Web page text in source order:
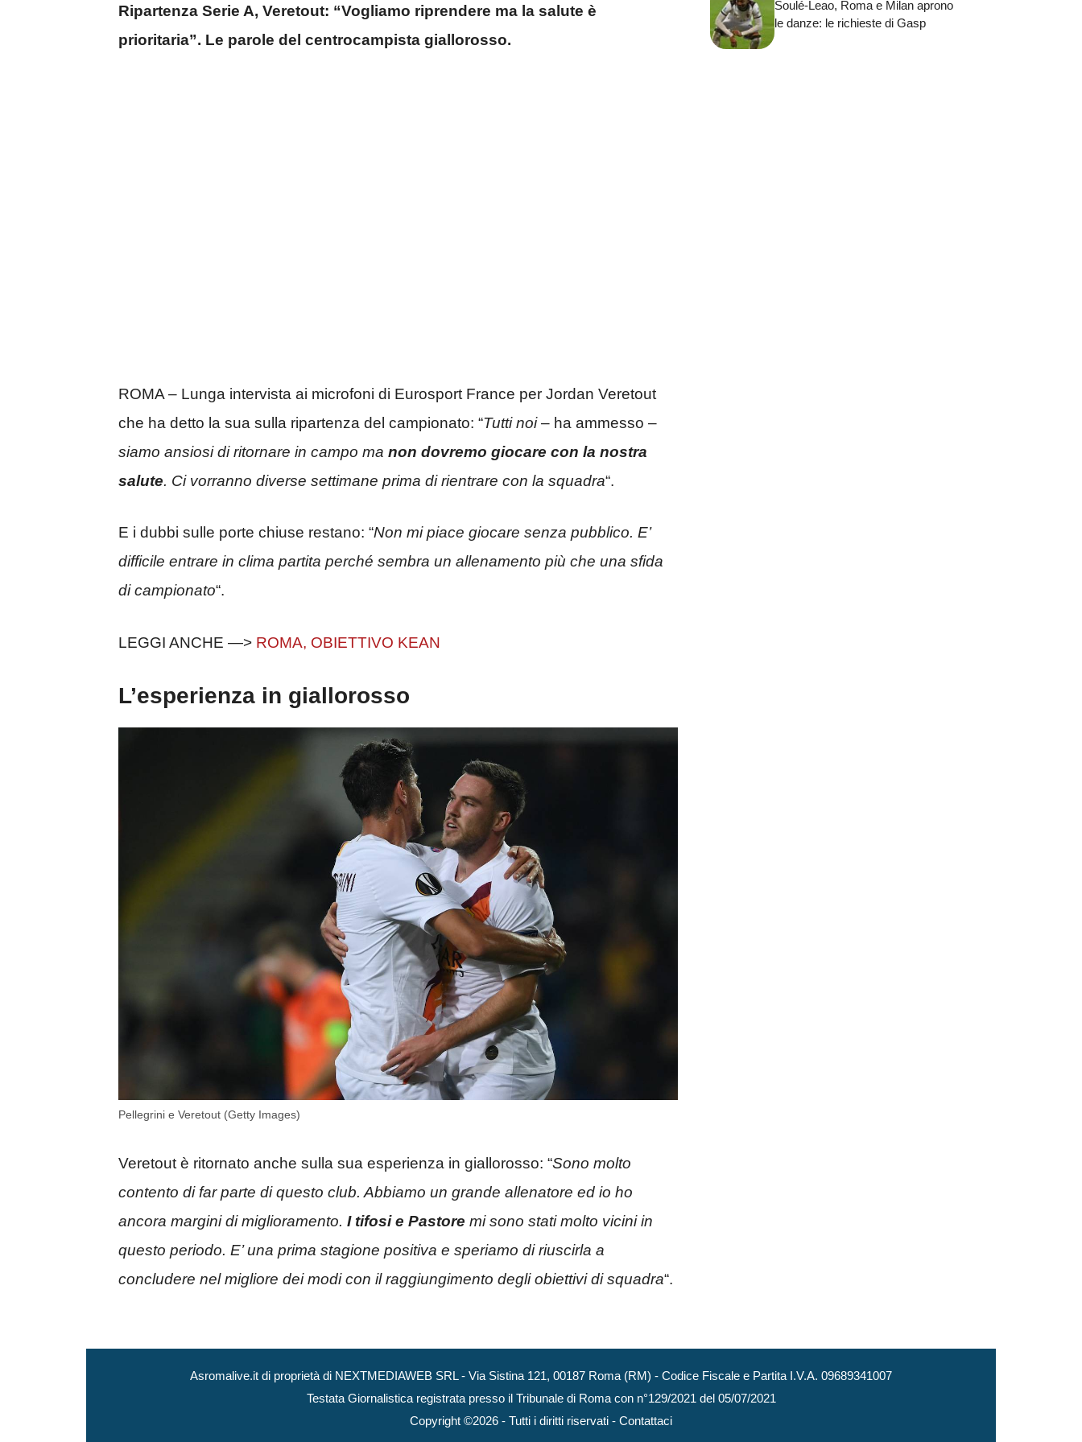
Ripartenza Serie A, Veretout: “Vogliamo riprendere ma la salute è
prioritaria”. Le parole del centrocampista giallorosso.
ROMA – Lunga intervista ai microfoni di Eurosport France per Jordan Veretout
che ha detto la sua sulla ripartenza del campionato: “Tutti noi– ha ammesso –
siamo ansiosi di ritornare in campo ma non dovremo giocare con la nostra
salute. Ci vorranno diverse settimane prima di rientrare con la squadra“.
E i dubbi sulle porte chiuse restano: “Non mi piace giocare senza pubblico. E’
difficile entrare in clima partita perché sembra un allenamento più che una sfida
di campionato“.
LEGGI ANCHE —> ROMA, OBIETTIVO KEAN
L’esperienza in giallorosso
Pellegrini e Veretout (Getty Images)
Veretout è ritornato anche sulla sua esperienza in giallorosso: “Sono molto
contento di far parte di questo club. Abbiamo un grande allenatore ed io ho
ancora margini di miglioramento. I tifosi e Pastore mi sono stati molto vicini in
questo periodo. E’ una prima stagione positiva e speriamo di riuscirla a
concludere nel migliore dei modi con il raggiungimento degli obiettivi di squadra“.
Soulé-Leao, Roma e Milan aprono
le danze: le richieste di Gasp
Asromalive.it di proprietà di NEXTMEDIAWEB SRL - Via Sistina 121, 00187 Roma (RM) - Codice Fiscale e Partita I.V.A. 09689341007
Testata Giornalistica registrata presso il Tribunale di Roma con n°129/2021 del 05/07/2021
Copyright ©2026 - Tutti i diritti riservati - Contattaci